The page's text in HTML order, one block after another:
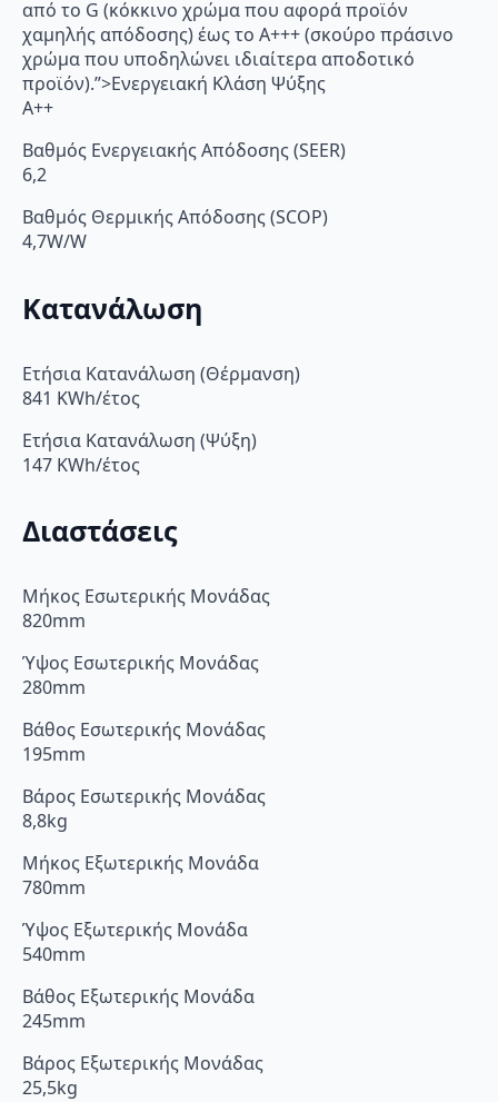
από το G (κόκκινο χρώμα που αφορά προϊόν
χαμηλής απόδοσης) έως το Α+++ (σκούρο πράσινο
χρώμα που υποδηλώνει ιδιαίτερα αποδοτικό
προϊόν).”>Ενεργειακή Κλάση Ψύξης
A++
Βαθμός Ενεργειακής Απόδοσης (SEER)
6,2
Βαθμός Θερμικής Απόδοσης (SCOP)
4,7W/W
Κατανάλωση
Ετήσια Κατανάλωση (Θέρμανση)
841 KWh/έτος
Ετήσια Κατανάλωση (Ψύξη)
147 KWh/έτος
Διαστάσεις
Μήκος Εσωτερικής Μονάδας
820mm
Ύψος Εσωτερικής Μονάδας
280mm
Βάθος Εσωτερικής Μονάδας
195mm
Βάρος Εσωτερικής Μονάδας
8,8kg
Μήκος Εξωτερικής Μονάδα
780mm
Ύψος Εξωτερικής Μονάδα
540mm
Βάθος Εξωτερικής Μονάδα
245mm
Βάρος Εξωτερικής Μονάδας
25,5kg